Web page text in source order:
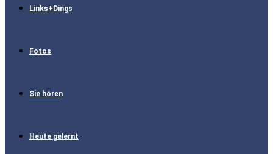
Links+Dings
Fotos
Sie hören
Heute gelernt